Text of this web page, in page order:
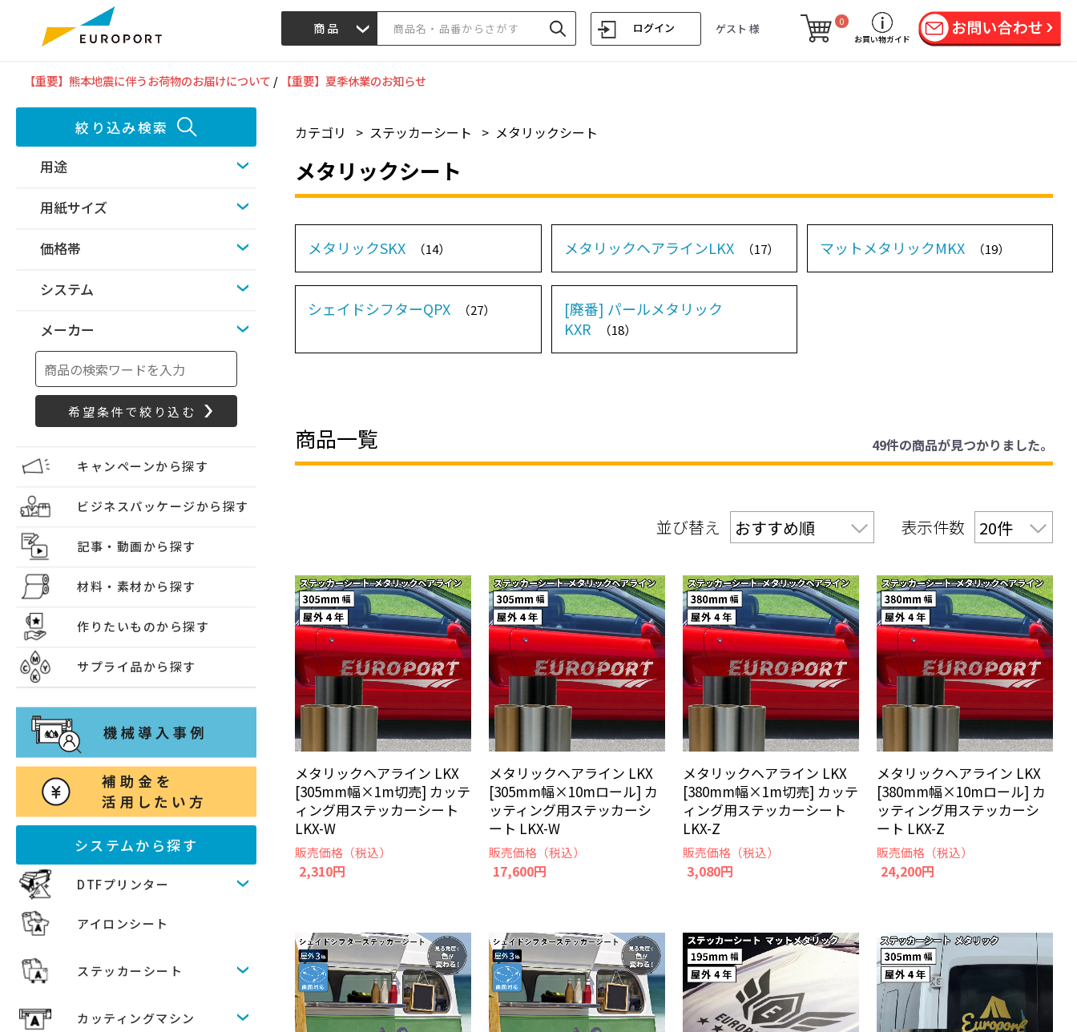
商品 ログイン ゲスト 様
0
お買い物ガイド
【重要】熊本地震に伴うお荷物のお届けについて / 【重要】夏季休業のお知らせ
絞り込み検索
用途
用紙サイズ
価格帯
システム
メーカー
キャンペーンから探す
ビジネスパッケージから探す
記事・動画から探す
材料・素材から探す
作りたいものから探す
サプライ品から探す
システムから探す
DTFプリンター
アイロンシート
ステッカーシート
カッティングマシン
カテゴリ > ステッカーシート > メタリックシート
メタリックシート
メタリックSKX （14） メタリックヘアラインLKX （17） マットメタリックMKX （19）
シェイドシフターQPX （27）
[廃番] パールメタリック
KXR
（18）
商品一覧 49件の商品が見つかりました。
並び替え 表示件数
メタリックヘアライン LKX
[305mm幅×1m切売] カッテ
ィング用ステッカーシート
LKX-W
販売価格（税込）
2,310円
メタリックヘアライン LKX
[305mm幅×10mロール] カ
ッティング用ステッカーシ
ート LKX-W
販売価格（税込）
17,600円
メタリックヘアライン LKX
[380mm幅×1m切売] カッテ
ィング用ステッカーシート
LKX-Z
販売価格（税込）
3,080円
メタリックヘアライン LKX
[380mm幅×10mロール] カ
ッティング用ステッカーシ
ート LKX-Z
販売価格（税込）
24,200円